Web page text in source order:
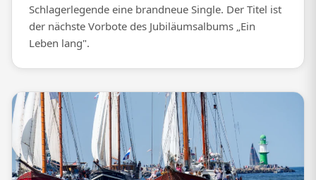
Schlagerlegende eine brandneue Single. Der Titel ist
der nächste Vorbote des Jubiläumsalbums „Ein
Leben lang".